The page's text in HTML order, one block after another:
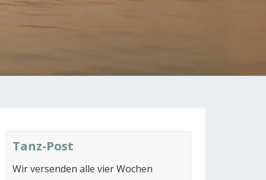
Tanz-Post
Wir versenden alle vier Wochen